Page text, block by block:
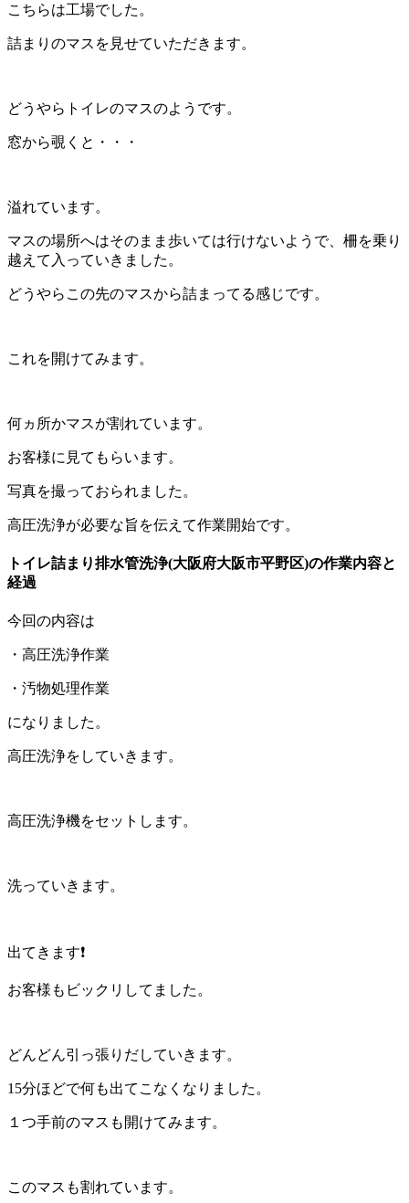
こちらは工場でした。
詰まりのマスを見せていただきます。
どうやらトイレのマスのようです。
窓から覗くと・・・
溢れています。
マスの場所へはそのまま歩いては行けないようで、柵を乗り
越えて入っていきました。
どうやらこの先のマスから詰まってる感じです。
これを開けてみます。
何ヵ所かマスが割れています。
お客様に見てもらいます。
写真を撮っておられました。
高圧洗浄が必要な旨を伝えて作業開始です。
トイレ詰まり排水管洗浄(大阪府大阪市平野区)の作業内容と
経過
今回の内容は
・高圧洗浄作業
・汚物処理作業
になりました。
高圧洗浄をしていきます。
高圧洗浄機をセットします。
洗っていきます。
出てきます❗
お客様もビックリしてました。
どんどん引っ張りだしていきます。
15分ほどで何も出てこなくなりました。
１つ手前のマスも開けてみます。
このマスも割れています。